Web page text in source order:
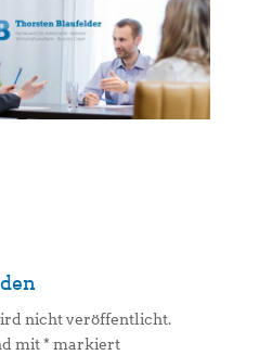
nicht veröffentlicht.
mit* markiert